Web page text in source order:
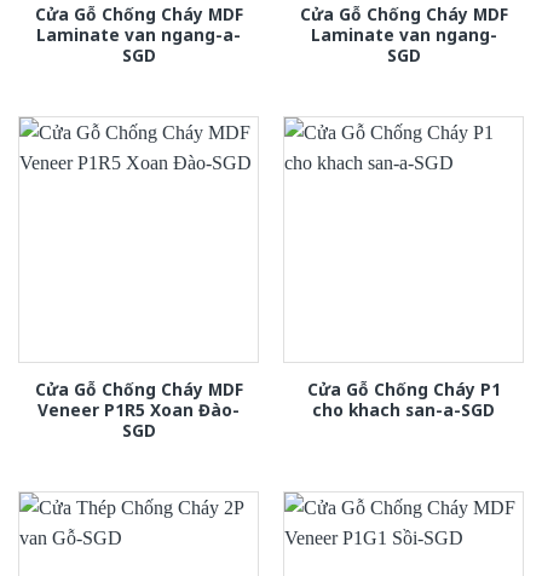
Cửa Gỗ Chống Cháy MDF
Laminate van ngang-a-
SGD
Cửa Gỗ Chống Cháy MDF
Laminate van ngang-
SGD
Cửa Gỗ Chống Cháy MDF
Veneer P1R5 Xoan Đào-
SGD
Cửa Gỗ Chống Cháy P1
cho khach san-a-SGD